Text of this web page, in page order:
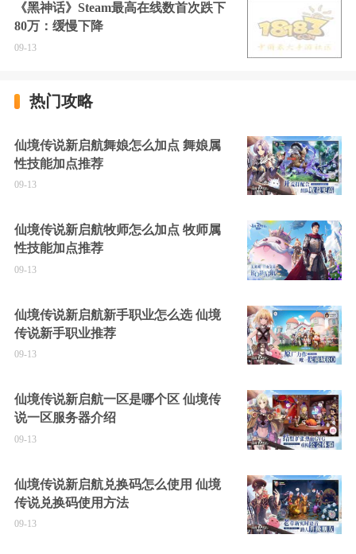
《黑神话》Steam最高在线数首次跌下
80万：缓慢下降
09-13
热门攻略
仙境传说新启航舞娘怎么加点 舞娘属
性技能加点推荐
09-13
仙境传说新启航牧师怎么加点 牧师属
性技能加点推荐
09-13
仙境传说新启航新手职业怎么选 仙境
传说新手职业推荐
09-13
仙境传说新启航一区是哪个区 仙境传
说一区服务器介绍
09-13
仙境传说新启航兑换码怎么使用 仙境
传说兑换码使用方法
09-13